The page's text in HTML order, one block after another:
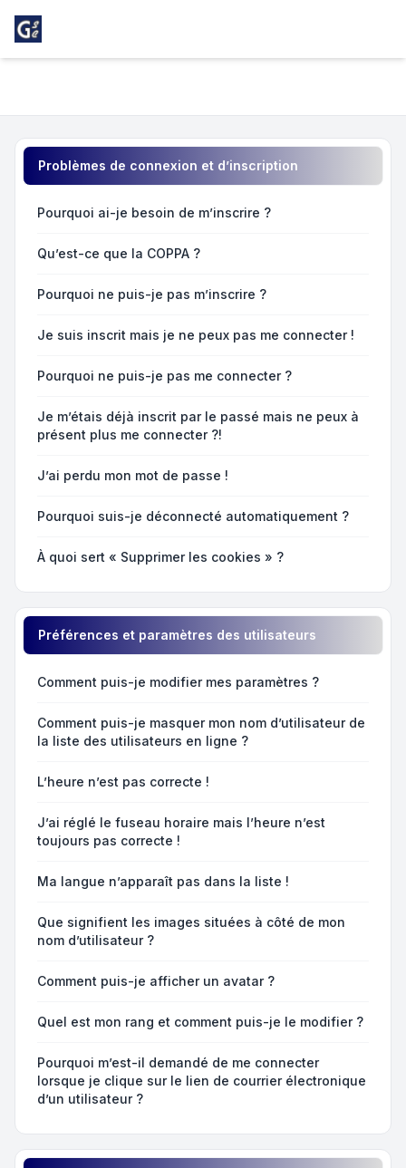
Foire aux questions
Problèmes de connexion et d’inscription
Pourquoi ai-je besoin de m’inscrire ?
Qu’est-ce que la COPPA ?
Pourquoi ne puis-je pas m’inscrire ?
Je suis inscrit mais je ne peux pas me connecter !
Pourquoi ne puis-je pas me connecter ?
Je m’étais déjà inscrit par le passé mais ne peux à
présent plus me connecter ?!
J’ai perdu mon mot de passe !
Pourquoi suis-je déconnecté automatiquement ?
À quoi sert « Supprimer les cookies » ?
Préférences et paramètres des utilisateurs
Comment puis-je modifier mes paramètres ?
Comment puis-je masquer mon nom d’utilisateur de
la liste des utilisateurs en ligne ?
L’heure n’est pas correcte !
J’ai réglé le fuseau horaire mais l’heure n’est
toujours pas correcte !
Ma langue n’apparaît pas dans la liste !
Que signifient les images situées à côté de mon
nom d’utilisateur ?
Comment puis-je afficher un avatar ?
Quel est mon rang et comment puis-je le modifier ?
Pourquoi m’est-il demandé de me connecter
lorsque je clique sur le lien de courrier électronique
d’un utilisateur ?